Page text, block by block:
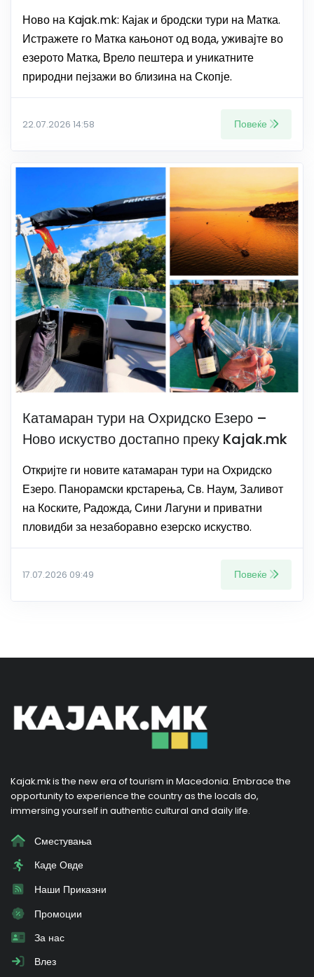
Ново на Kajak.mk: Кајак и бродски тури на Матка.
Истражете го Матка кањонот од вода, уживајте во
езерото Матка, Врело пештера и уникатните
природни пејзажи во близина на Скопје.
22.07.2026 14:58 Повеќе
Катамаран тури на Охридско Езеро –
Ново искуство достапно преку Kajak.mk
Откријте ги новите катамаран тури на Охридско
Езеро. Панорамски крстарења, Св. Наум, Заливот
на Коските, Радожда, Сини Лагуни и приватни
пловидби за незаборавно езерско искуство.
17.07.2026 09:49 Повеќе
Kajak.mk is the new era of tourism in Macedonia. Embrace the
opportunity to experience the country as the locals do,
immersing yourself in authentic cultural and daily life.
Сместувања
Каде Овде
Наши Приказни
Промоции
За нас
Влез